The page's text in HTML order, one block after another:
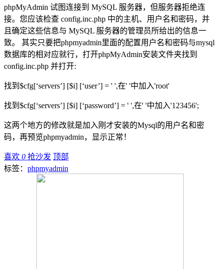
phpMyAdmin 试图连接到 MySQL 服务器，但服务器拒绝连
接。您应该检查 config.inc.php 中的主机、用户名和密码，并
且确定这些信息与 MySQL 服务器的管理员所给出的信息一
致。 其实只要把phpmyadmin里面的配置用户名和密码与mysql
数据库的相对应就行，打开phpMyAdmin安装文件夹找到
config.inc.php 并打开:
找到$cfg[‘servers’] [$i] [‘user’] = ' ',在' '中加入'root'
找到$cfg[‘servers’] [$i] [‘password’] = ' ',在' '中加入'123456';
这两个地方的修改就是加入刚才安装的Mysql的用户名和密
码，再预览phpmyadmin，显示正常！
喜欢 0 抢沙发 顶部
标签： phpmyadmin